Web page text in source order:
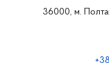
36000, м.